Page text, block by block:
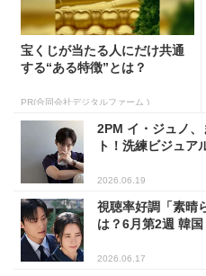
宝くじが当たる人にだけ共通
する“ある特徴”とは？
PR(合同会社デジタルファーム )
2PM イ・ジュノ
ト！洗練ビジュア
2026.06.19
視聴率好調「素晴
は？6月第2週 韓
2026.06.17